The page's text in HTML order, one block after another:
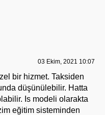
03 Ekim, 2021 10:07
bir hizmet. Taksiden
düşünülebilir. Hatta
Is modeli olarakta
eğitim sisteminden